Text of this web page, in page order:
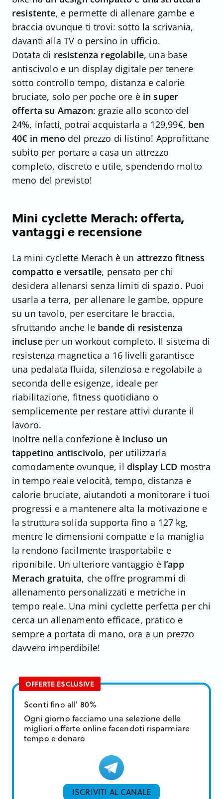
resistente, e permette di allenare gambe e
braccia ovunque ti trovi: sotto la scrivania,
davanti alla TV o persino in ufficio.
Dotata di resistenza regolabile, una base
antiscivolo e un display digitale per tenere
sotto controllo tempo, distanza e calorie
bruciate, solo per poche ore è in super
offerta su Amazon: grazie allo sconto del
24%, infatti, potrai acquistarla a 129,99€, ben
40€ in meno del prezzo di listino! Approfittane
subito per portare a casa un attrezzo
completo, discreto e utile, spendendo molto
meno del previsto!
Mini cyclette Merach: offerta,
vantaggi e recensione
La mini cyclette Merach è un attrezzo fitness
compatto e versatile, pensato per chi
desidera allenarsi senza limiti di spazio. Puoi
usarla a terra, per allenare le gambe, oppure
su un tavolo, per esercitare le braccia,
sfruttando anche le bande di resistenza
incluse per un workout completo. Il sistema di
resistenza magnetica a 16 livelli garantisce
una pedalata fluida, silenziosa e regolabile a
seconda delle esigenze, ideale per
riabilitazione, fitness quotidiano o
semplicemente per restare attivi durante il
lavoro.
Inoltre nella confezione è incluso un
tappetino antiscivolo, per utilizzarla
comodamente ovunque, il display LCD mostra
in tempo reale velocità, tempo, distanza e
calorie bruciate, aiutandoti a monitorare i tuoi
progressi e a mantenere alta la motivazione e
la struttura solida supporta fino a 127 kg,
mentre le dimensioni compatte e la maniglia
la rendono facilmente trasportabile e
riponibile. Un ulteriore vantaggio è l’app
Merach gratuita, che offre programmi di
allenamento personalizzati e metriche in
tempo reale. Una mini cyclette perfetta per chi
cerca un allenamento efficace, pratico e
sempre a portata di mano, ora a un prezzo
davvero imperdibile!
OFFERTE ESCLUSIVE
Sconti fino all' 80%
Ogni giorno facciamo una selezione delle
migliori offerte online facendoti risparmiare
tempo e denaro
ISCRIVITI AL CANALE